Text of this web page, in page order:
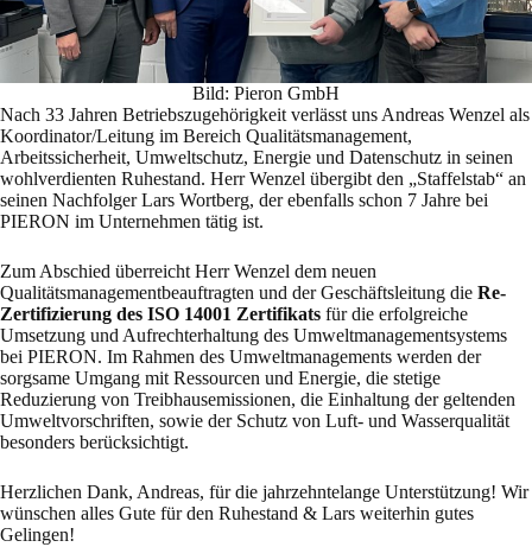
Bild: Pieron GmbH
Nach 33 Jahren Betriebszugehörigkeit verlässt uns Andreas Wenzel als
Koordinator/Leitung im Bereich Qualitätsmanagement,
Arbeitssicherheit, Umweltschutz, Energie und Datenschutz in seinen
wohlverdienten Ruhestand. Herr Wenzel übergibt den „Staffelstab“ an
seinen Nachfolger Lars Wortberg, der ebenfalls schon 7 Jahre bei
PIERON im Unternehmen tätig ist.
Zum Abschied überreicht Herr Wenzel dem neuen
Qualitätsmanagementbeauftragten und der Geschäftsleitung die Re-
Zertifizierung des ISO 14001 Zertifikats für die erfolgreiche
Umsetzung und Aufrechterhaltung des Umweltmanagementsystems
bei PIERON. Im Rahmen des Umweltmanagements werden der
sorgsame Umgang mit Ressourcen und Energie, die stetige
Reduzierung von Treibhausemissionen, die Einhaltung der geltenden
Umweltvorschriften, sowie der Schutz von Luft- und Wasserqualität
besonders berücksichtigt.
Herzlichen Dank, Andreas, für die jahrzehntelange Unterstützung! Wir
wünschen alles Gute für den Ruhestand & Lars weiterhin gutes
Gelingen!